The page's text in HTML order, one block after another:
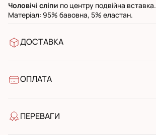
Чоловічі сліпи по центру подвійна вставка.
Матеріал: 95% бавовна, 5% еластан.
ДОСТАВКА
УкрПошта стандарт
ОПЛАТА
Банківський переказ
ПЕРЕВАГИ